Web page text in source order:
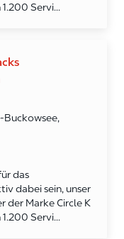
Servi...
Buckowsee,
das
dabei sein, unser
der Marke Circle K
Servi...